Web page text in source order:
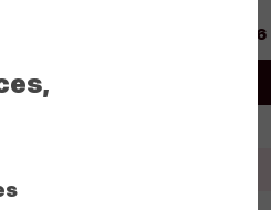
du 20 au 31 octobre 2026